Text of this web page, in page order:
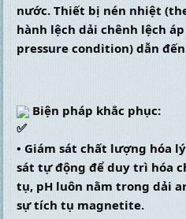
nước. Thiết bị nén nhiệt
hành lệch dải chênh lệch
pressure condition) dẫn
Biện pháp khắc phục:
• Giám sát chất lượng hóa
sát tự động để duy trì hóa
tụ, pH luôn nằm trong dải
sự tích tụ magnetite.